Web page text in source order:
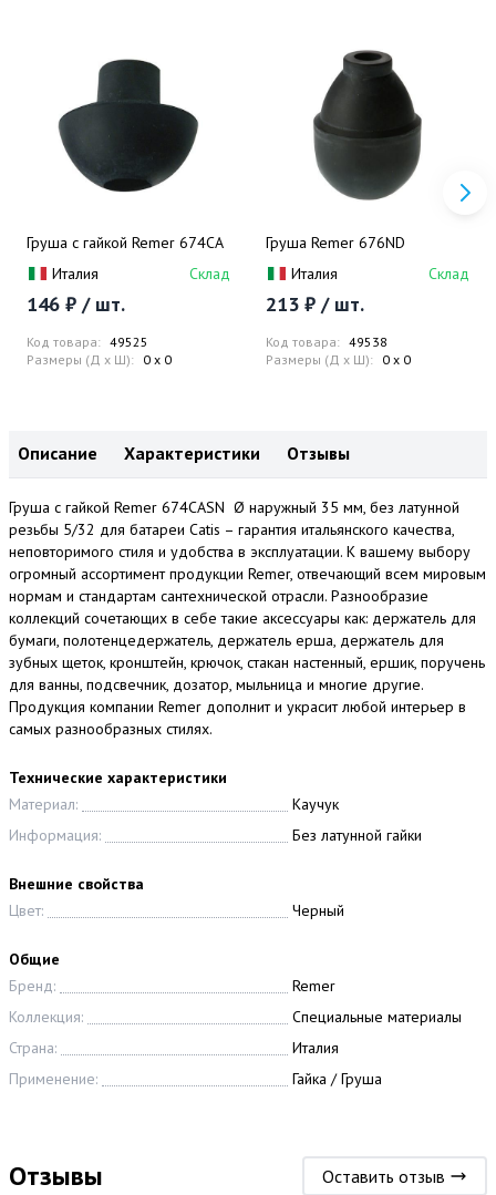
Груша с гайкой Remer 674CA
Италия
Склад
146 ₽ / шт.
Код товара: 49525
Размеры (Д x Ш): 0 x 0
Груша Remer 676ND
Италия
Склад
213 ₽ / шт.
Код товара: 49538
Размеры (Д x Ш): 0 x 0
Описание Характеристики Отзывы
Груша с гайкой Remer 674CASN Ø наружный 35 мм, без латунной
резьбы 5/32 для батареи Catis – гарантия итальянского качества,
неповторимого стиля и удобства в эксплуатации. К вашему выбору
огромный ассортимент продукции Remer, отвечающий всем мировым
нормам и стандартам сантехнической отрасли. Разнообразие
коллекций сочетающих в себе такие аксессуары как: держатель для
бумаги, полотенцедержатель, держатель ерша, держатель для
зубных щеток, кронштейн, крючок, стакан настенный, ершик, поручень
для ванны, подсвечник, дозатор, мыльница и многие другие.
Продукция компании Remer дополнит и украсит любой интерьер в
самых разнообразных стилях.
Технические характеристики
Материал:
Каучук
Информация:
Без латунной гайки
Внешние свойства
Цвет:
Черный
Общие
Бренд:
Remer
Коллекция:
Специальные материалы
Страна:
Италия
Применение:
Гайка / Груша
Отзывы Оставить отзыв